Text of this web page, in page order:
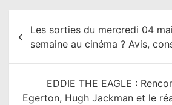
Les sorties du mercredi 04
semaine au cinéma ? Avis,
EDDIE THE EAGLE :
Egerton, Hugh Jackman et le